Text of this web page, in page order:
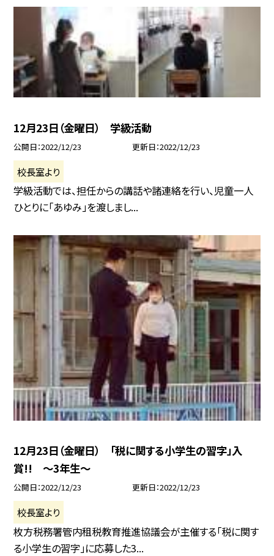
12月23日（金曜日） 学級活動
公開日 2022/12/23 更新日 2022/12/23
校長室より
学級活動では、担任からの講話や諸連絡を行い、児童一人
ひとりに「あゆみ」を渡しまし...
12月23日（金曜日） 「税に関する小学生の習字」入
賞!! 〜3年生〜
公開日 2022/12/23 更新日 2022/12/23
校長室より
枚方税務署管内租税教育推進協議会が主催する「税に関す
る小学生の習字」に応募した3...